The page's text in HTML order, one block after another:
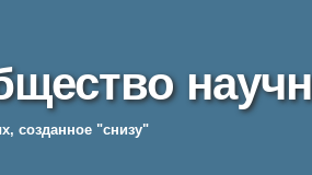
созданное "снизу"